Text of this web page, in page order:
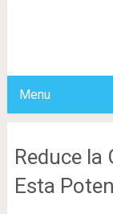
Menu
Reduce la
Esta